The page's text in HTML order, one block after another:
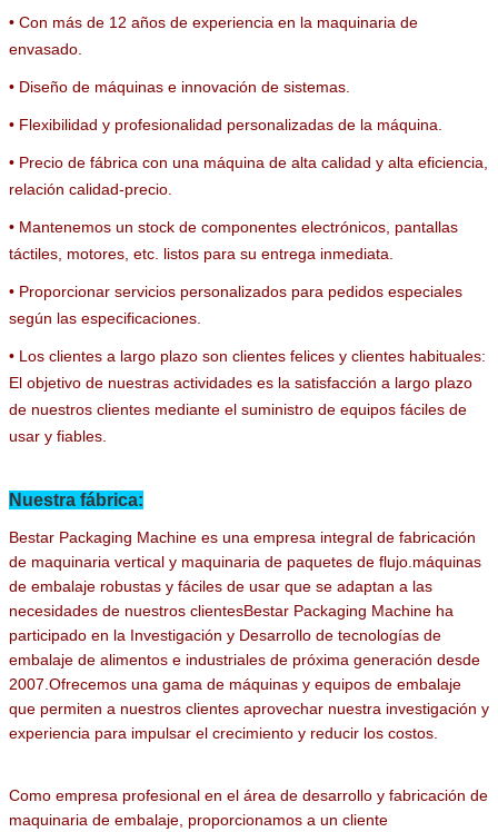
PRESENTACIóN
• Con más de 12 años de experiencia en la maquinaria de
• Precio de fábrica con una máquina de alta calidad y alta eficiencia,
• Mantenemos un stock de componentes electrónicos, pantallas
• Proporcionar servicios personalizados para pedidos especiales
• Los clientes a largo plazo son clientes felices y clientes habituales:
El objetivo de nuestras actividades es la satisfacción a largo plazo
de nuestros clientes mediante el suministro de equipos fáciles de
Bestar Packaging Machine es una empresa integral de fabricación
de maquinaria vertical y maquinaria de paquetes de flujo.máquinas
de embalaje robustas y fáciles de usar que se adaptan a las
necesidades de nuestros clientesBestar Packaging Machine ha
participado en la Investigación y Desarrollo de tecnologías de
embalaje de alimentos e industriales de próxima generación desde
2007.Ofrecemos una gama de máquinas y equipos de embalaje
que permiten a nuestros clientes aprovechar nuestra investigación y
Como empresa profesional en el área de desarrollo y fabricación de